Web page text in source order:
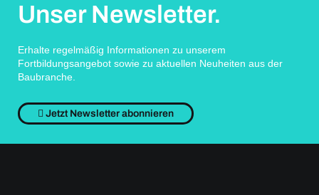
Unser Newsletter.
Erhalte regelmäßig Informationen zu unserem
Fortbildungsangebot sowie zu aktuellen Neuheiten aus der
Baubranche.
Jetzt Newsletter abonnieren